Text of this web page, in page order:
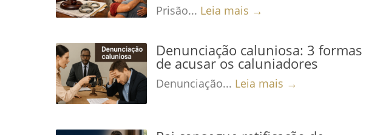
Prisão... Leia mais →
Denunciação caluniosa: 3 formas
de acusar os caluniadores
Denunciação... Leia mais →